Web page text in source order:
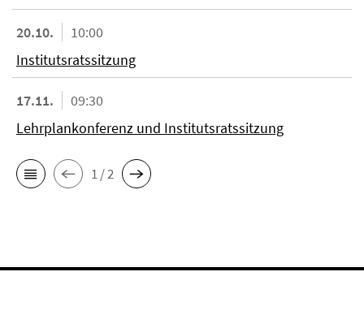
20.10.
10:00
Institutsratssitzung
17.11.
09:30
Lehrplankonferenz und Institutsratssitzung
1 / 2